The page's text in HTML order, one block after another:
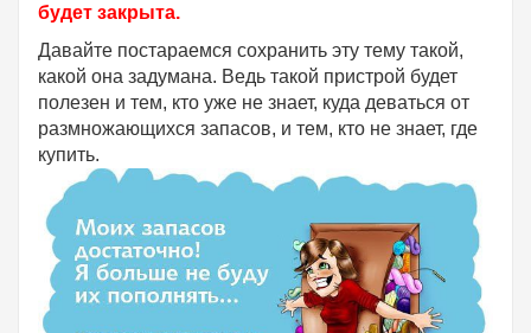
будет закрыта.
Давайте постараемся сохранить эту тему такой,
какой она задумана. Ведь такой пристрой будет
полезен и тем, кто уже не знает, куда деваться от
размножающихся запасов, и тем, кто не знает, где
купить.